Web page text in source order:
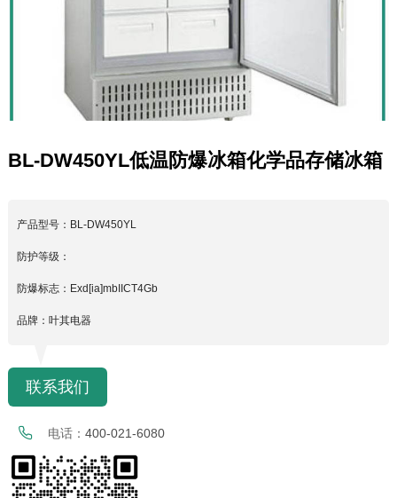
BL-DW450YL低温防爆冰箱化学品存储冰箱
产品型号：BL-DW450YL
防护等级：
防爆标志：Exd[ia]mbIICT4Gb
品牌：叶其电器
联系我们
电话： 400-021-6080